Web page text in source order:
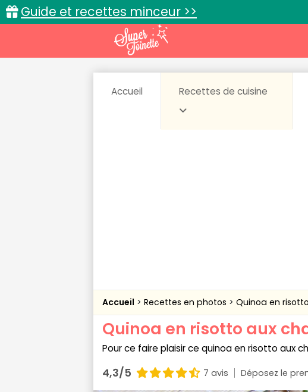
Guide et recettes minceur >>
Accueil Recettes de cuisine
Accueil Recettes en photos Quinoa en
Quinoa en risotto aux
Pour ce faire plaisir ce quinoa en risotto aux
4,3/5 7 avis Déposez le